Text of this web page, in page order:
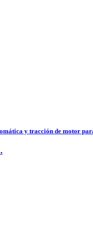
y tracción de motor